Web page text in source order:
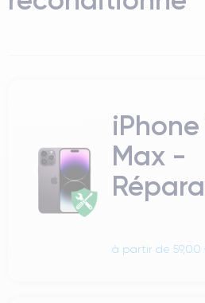
iPhone
Max -
à partir de 59,00